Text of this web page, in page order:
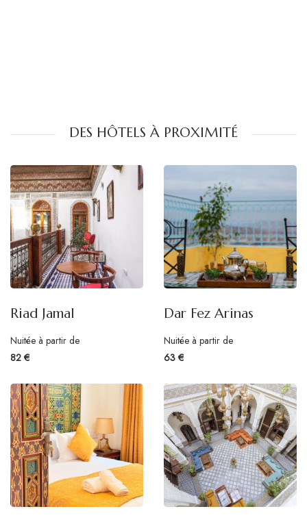
DES HÔTELS À PROXIMITÉ
Riad Jamal
Nuitée à partir de
82 €
Dar Fez Arinas
Nuitée à partir de
63 €